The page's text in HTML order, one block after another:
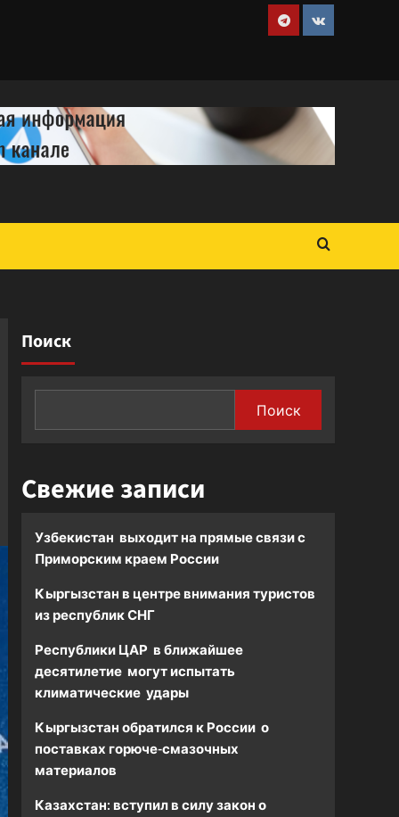
Telegram
VK
Поиск
Поиск
Свежие записи
Узбекистан выходит на прямые связи с
Приморским краем России
Кыргызстан в центре внимания туристов
из республик СНГ
Республики ЦАР в ближайшее
десятилетие могут испытать
климатические удары
Кыргызстан обратился к России о
поставках горюче-смазочных
материалов
Казахстан: вступил в силу закон о